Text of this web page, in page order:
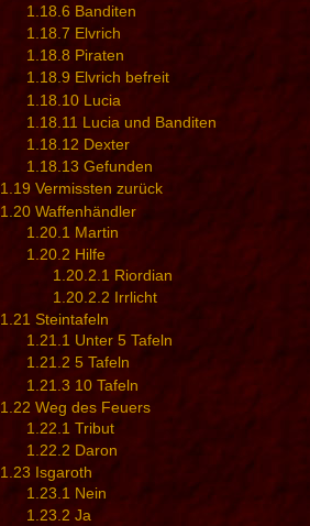
1.18.6 Banditen
1.18.7 Elvrich
1.18.8 Piraten
1.18.9 Elvrich befreit
1.18.10 Lucia
1.18.11 Lucia und Banditen
1.18.12 Dexter
1.18.13 Gefunden
1.19 Vermissten zurück
1.20 Waffenhändler
1.20.1 Martin
1.20.2 Hilfe
1.20.2.1 Riordian
1.20.2.2 Irrlicht
1.21 Steintafeln
1.21.1 Unter 5 Tafeln
1.21.2 5 Tafeln
1.21.3 10 Tafeln
1.22 Weg des Feuers
1.22.1 Tribut
1.22.2 Daron
1.23 Isgaroth
1.23.1 Nein
1.23.2 Ja